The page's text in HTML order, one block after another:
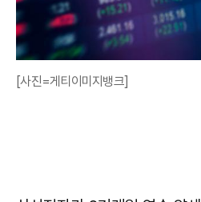
[사진=게티이미지뱅크]